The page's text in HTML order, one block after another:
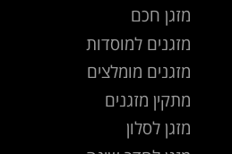
מזגן חכם
מזגנים למוסדות
מזגנים מומלצים
מתקין מזגנים
מזגן לסלון